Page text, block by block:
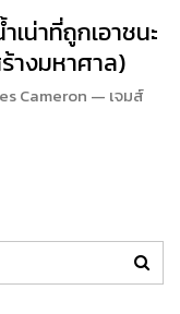
เน่าที่ถูกเอาชนะ
างมหาศาล)
Cameron — เจมส์